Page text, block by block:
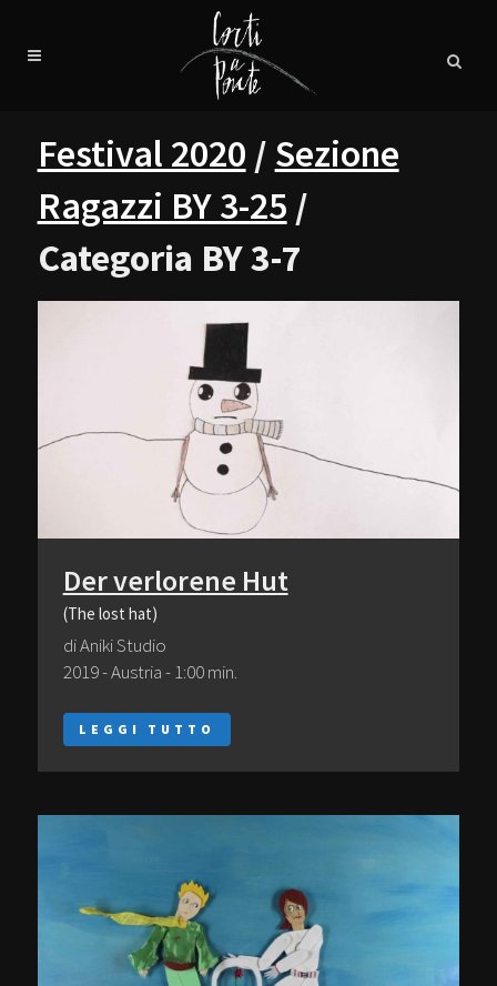
Festival 2020 / Sezione
Ragazzi BY 3-25 /
Categoria BY 3-7
Der verlorene Hut
(The lost hat)
di Aniki Studio
2019 - Austria - 1:00 min.
LEGGI TUTTO